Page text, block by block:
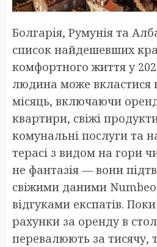
Болгарія, Румунія та
список найдешевших
комфортного життя у
людина може вкластися
місяць, включаючи
квартири, свіжі
комунальні послуги та
терасі з видом на гори
не фантазія — вони
свіжими даними
відгуками експатів.
рахунки за оренду в
перевалюють за тисячу,